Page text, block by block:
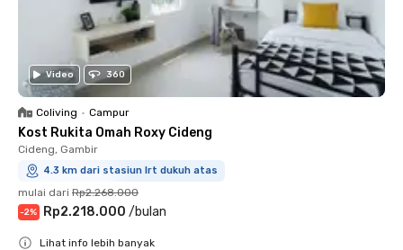
Video 360
Coliving • Campur
Kost Rukita Omah Roxy Cideng
Cideng, Gambir
4.3 km dari stasiun lrt dukuh atas
mulai dari Rp2.268.000
-2% Rp2.218.000 /bulan
Lihat info lebih banyak